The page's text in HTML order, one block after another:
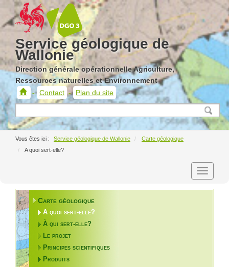
Service géologique de
Wallonie
Direction générale opérationnelle Agriculture,
Ressources naturelles et Environnement
Service
de
Wallonie
Contact Plan du site
Service géologique de Wallonie
Carte géologique
A quoi sert-elle?
Carte géologique
A quoi sert-elle?
À qui sert-elle?
Le projet
Principes scientifiques
Produits